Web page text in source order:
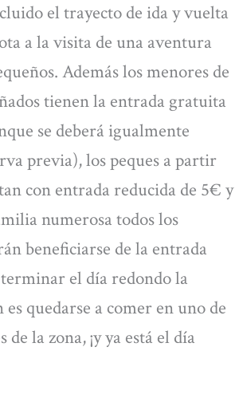
el trayecto de ida y vuelta
a la visita de una aventura
Además los menores de
tienen la entrada gratuita
se deberá igualmente
previa), los peques a partir
con entrada reducida de 5€ y
numerosa todos los
beneficiarse de la entrada
el día redondo la
quedarse a comer en uno de
la zona, ¡y ya está el día